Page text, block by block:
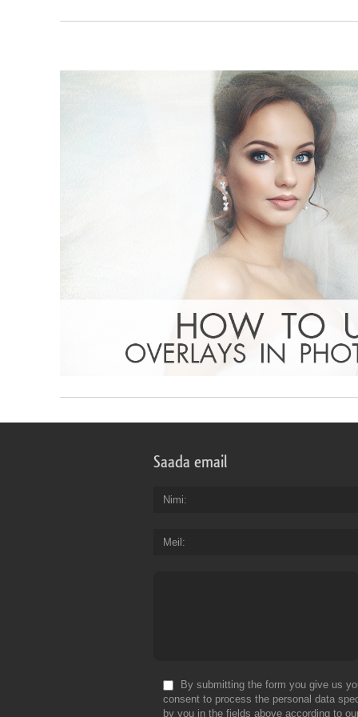
Saada email
Nimi
Meil
By submitting the form you give us
consent to process the personal data
by you in the fields above according to